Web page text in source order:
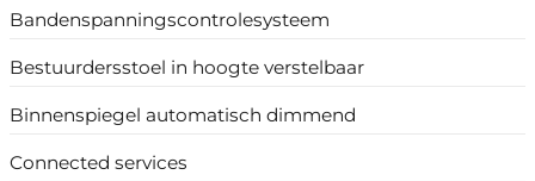
Bandenspanningscontrolesysteem
Bestuurdersstoel in hoogte verstelbaar
Binnenspiegel automatisch dimmend
Connected services